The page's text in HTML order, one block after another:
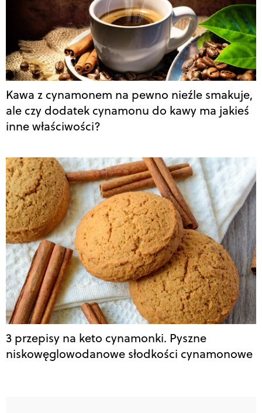
Kawa z cynamonem na pewno nieźle smakuje,
ale czy dodatek cynamonu do kawy ma jakieś
inne właściwości?
3 przepisy na keto cynamonki. Pyszne
niskowęglowodanowe słodkości cynamonowe